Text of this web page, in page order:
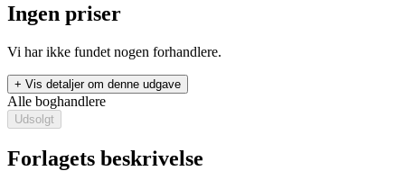
Ingen priser
Vi har ikke fundet nogen forhandlere.
+ Vis detaljer om denne udgave
Alle boghandlere
Udsolgt
Forlagets beskrivelse